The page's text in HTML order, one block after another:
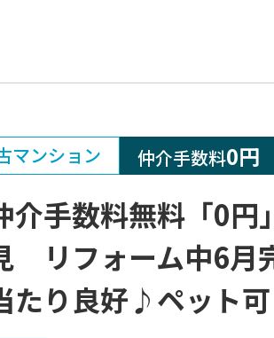
マンション 仲介手数料0円
手数料無料「0円
リフォーム中6月
たり良好♪ペット